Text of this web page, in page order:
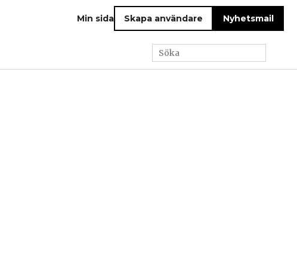
Min sida Skapa användare Nyhetsmail